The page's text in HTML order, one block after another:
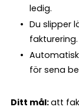
ledig.
Du slipper
fakturering.
för sena
Ditt mål:att